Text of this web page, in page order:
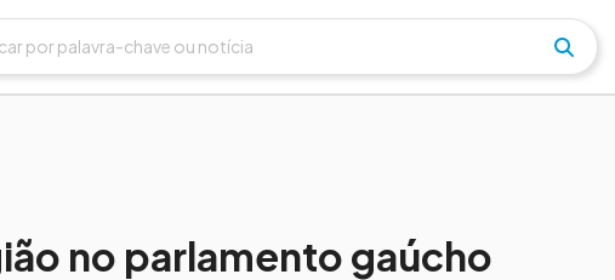
no parlamento gaúcho